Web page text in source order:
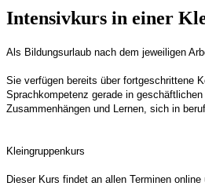
Intensivkurs in einer
Als Bildungsurlaub nach dem jeweiligen
Sie verfügen bereits über fortgeschrittene
Sprachkompetenz gerade in geschäftlichen
Zusammenhängen und Lernen, sich in
Kleingruppenkurs
Dieser Kurs findet an allen Terminen